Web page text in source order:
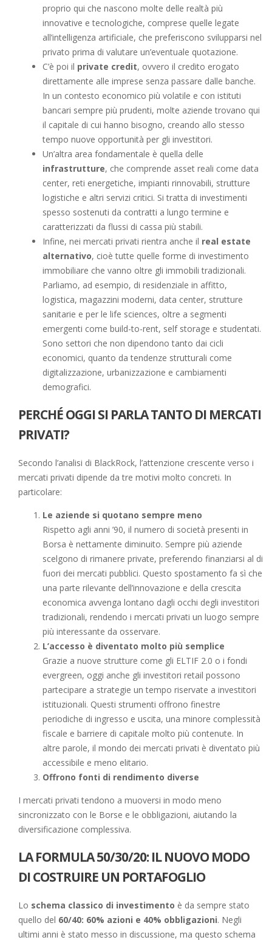
proprio qui che nascono molte delle realtà più
innovative e tecnologiche, comprese quelle legate
all’intelligenza artificiale, che preferiscono svilupparsi nel
privato prima di valutare un’eventuale quotazione.
C’è poi il private credit, ovvero il credito erogato
direttamente alle imprese senza passare dalle banche.
In un contesto economico più volatile e con istituti
bancari sempre più prudenti, molte aziende trovano qui
il capitale di cui hanno bisogno, creando allo stesso
tempo nuove opportunità per gli investitori.
Un’altra area fondamentale è quella delle
infrastrutture, che comprende asset reali come data
center, reti energetiche, impianti rinnovabili, strutture
logistiche e altri servizi critici. Si tratta di investimenti
spesso sostenuti da contratti a lungo termine e
caratterizzati da flussi di cassa più stabili.
Infine, nei mercati privati rientra anche il real estate
alternativo, cioè tutte quelle forme di investimento
immobiliare che vanno oltre gli immobili tradizionali.
Parliamo, ad esempio, di residenziale in affitto,
logistica, magazzini moderni, data center, strutture
sanitarie e per le life sciences, oltre a segmenti
emergenti come build-to-rent, self storage e studentati.
Sono settori che non dipendono tanto dai cicli
economici, quanto da tendenze strutturali come
digitalizzazione, urbanizzazione e cambiamenti
demografici.
PERCHÉ OGGI SI PARLA TANTO DI MERCATI
PRIVATI?
Secondo l’analisi di BlackRock, l’attenzione crescente verso i
mercati privati dipende da tre motivi molto concreti. In
particolare:
Le aziende si quotano sempre meno
Rispetto agli anni ’90, il numero di società presenti in
Borsa è nettamente diminuito. Sempre più aziende
scelgono di rimanere private, preferendo finanziarsi al di
fuori dei mercati pubblici. Questo spostamento fa sì che
una parte rilevante dell’innovazione e della crescita
economica avvenga lontano dagli occhi degli investitori
tradizionali, rendendo i mercati privati un luogo sempre
più interessante da osservare.
L’accesso è diventato molto più semplice
Grazie a nuove strutture come gli ELTIF 2.0 o i fondi
evergreen, oggi anche gli investitori retail possono
partecipare a strategie un tempo riservate a investitori
istituzionali. Questi strumenti offrono finestre
periodiche di ingresso e uscita, una minore complessità
fiscale e barriere di capitale molto più contenute. In
altre parole, il mondo dei mercati privati è diventato più
accessibile e meno elitario.
Offrono fonti di rendimento diverse
I mercati privati tendono a muoversi in modo meno
sincronizzato con le Borse e le obbligazioni, aiutando la
diversificazione complessiva.
LA FORMULA 50/30/20: IL NUOVO MODO
DI COSTRUIRE UN PORTAFOGLIO
Lo schema classico di investimento è da sempre stato
quello del 60/40: 60% azioni e 40% obbligazioni. Negli
ultimi anni è stato messo in discussione, ma questo schema